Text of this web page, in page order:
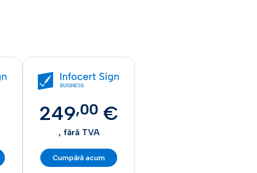
249,00 €
, fără TVA
Cumpără acum